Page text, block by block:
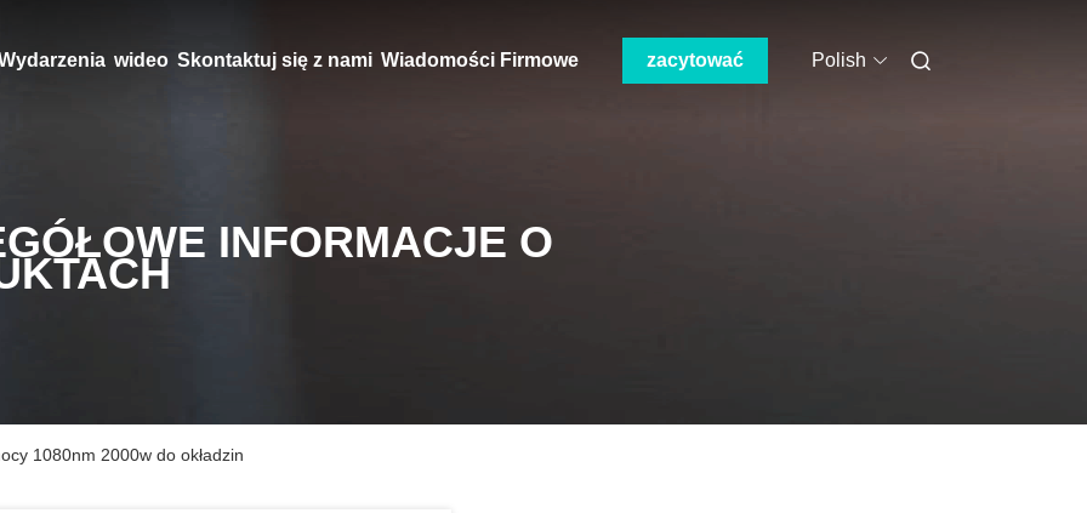
wideo Skontaktuj się z nami Wiadomości Firmowe zacytować Polish
INFORMACJE O
1080nm 2000w do okładzin